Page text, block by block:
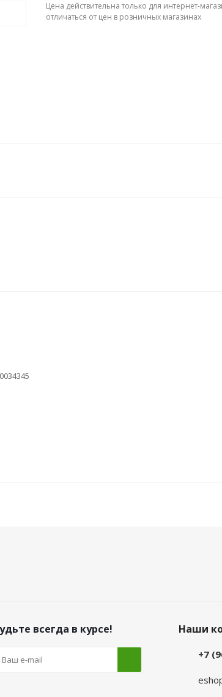
Цена действительна только для интернет-
отличаться от цен в розничных магазинах
всегда в курсе! Наши
+7